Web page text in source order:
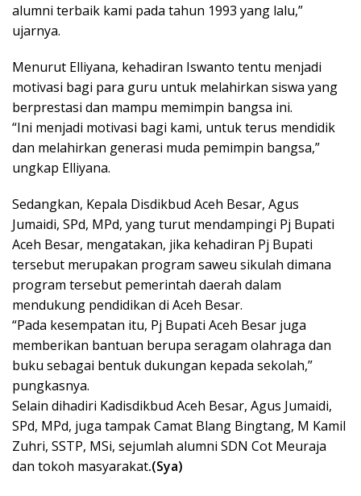
alumni terbaik kami pada tahun 1993 yang lalu,”
ujarnya.
Menurut Elliyana, kehadiran Iswanto tentu menjadi
motivasi bagi para guru untuk melahirkan siswa yang
berprestasi dan mampu memimpin bangsa ini.
“Ini menjadi motivasi bagi kami, untuk terus mendidik
dan melahirkan generasi muda pemimpin bangsa,”
ungkap Elliyana.
Sedangkan, Kepala Disdikbud Aceh Besar, Agus
Jumaidi, SPd, MPd, yang turut mendampingi Pj Bupati
Aceh Besar, mengatakan, jika kehadiran Pj Bupati
tersebut merupakan program saweu sikulah dimana
program tersebut pemerintah daerah dalam
mendukung pendidikan di Aceh Besar.
“Pada kesempatan itu, Pj Bupati Aceh Besar juga
memberikan bantuan berupa seragam olahraga dan
buku sebagai bentuk dukungan kepada sekolah,”
pungkasnya.
Selain dihadiri Kadisdikbud Aceh Besar, Agus Jumaidi,
SPd, MPd, juga tampak Camat Blang Bingtang, M Kamil
Zuhri, SSTP, MSi, sejumlah alumni SDN Cot Meuraja
dan tokoh masyarakat.(Sya)